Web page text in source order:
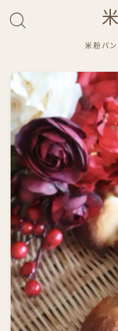
米粉パン